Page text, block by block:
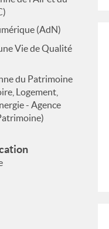
(AdN)
Vie de Qualité
du Patrimoine
Logement,
- Agence